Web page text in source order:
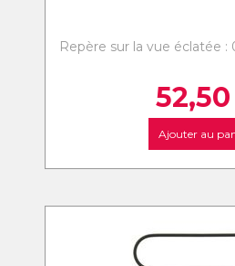
Repère sur la vue éclatée :
52,50
Ajouter au